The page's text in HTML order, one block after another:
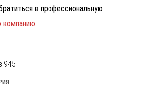
в профессиональную
компанию.